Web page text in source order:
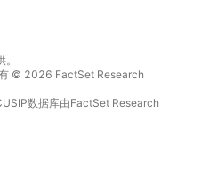
© 2026 FactSet Research
数据库由FactSet Research